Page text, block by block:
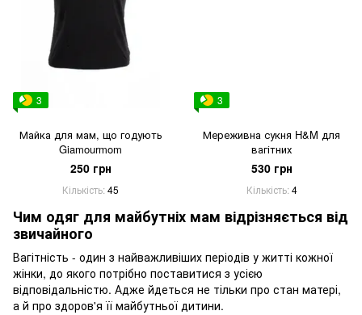
3
Майка для мам, що годують
Giamourmom
250 грн
Кількість 45
3
Мереживна сукня H&M для
вагітних
530 грн
Кількість 4
Чим одяг для майбутніх мам відрізняється від
звичайного
Вагітність - один з найважливіших періодів у житті кожної
жінки, до якого потрібно поставитися з усією
відповідальністю. Адже йдеться не тільки про стан матері,
а й про здоров'я її майбутньої дитини.